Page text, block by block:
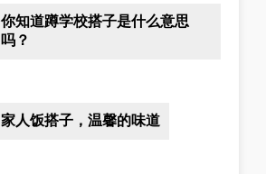
你知道蹲学校搭子是什么意思
吗？
家人饭搭子，温馨的味道